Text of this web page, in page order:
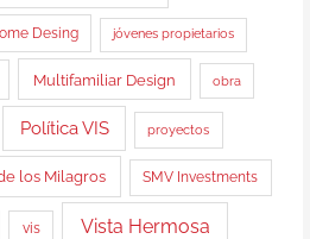
Desing jóvenes propietarios
Multifamiliar Design obra
Política VIS proyectos
los Milagros SMV Investments
vis Vista Hermosa